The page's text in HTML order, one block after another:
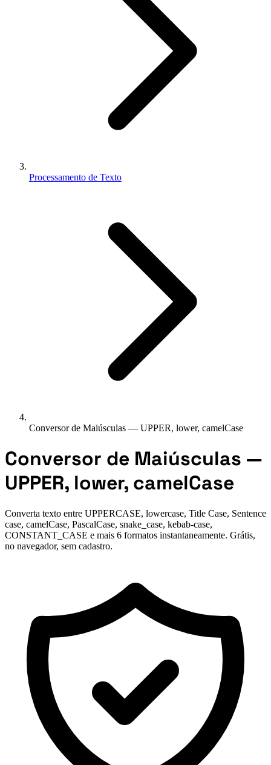
Processamento de Texto
Conversor de Maiúsculas — UPPER, lower, camelCase
Conversor de Maiúsculas —
UPPER, lower, camelCase
Converta texto entre UPPERCASE, lowercase, Title Case, Sentence
case, camelCase, PascalCase, snake_case, kebab-case,
CONSTANT_CASE e mais 6 formatos instantaneamente. Grátis,
no navegador, sem cadastro.